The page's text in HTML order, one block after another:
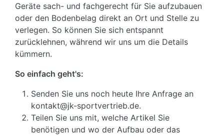
Geräte sach- und fachgerecht für Sie aufzubauen
oder den Bodenbelag direkt an Ort und Stelle zu
verlegen. So können Sie sich entspannt
zurücklehnen, während wir uns um die Details
kümmern.
So einfach geht's:
Senden Sie uns noch heute Ihre Anfrage an
kontakt@jk-sportvertrieb.de.
Teilen Sie uns mit, welche Artikel Sie
benötigen und wo der Aufbau oder das